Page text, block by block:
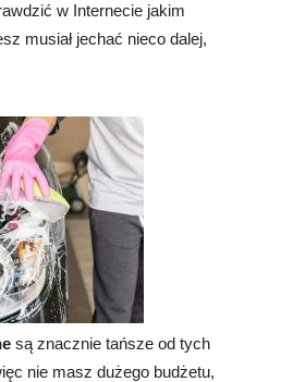
w Internecie jakim
musiał jechać nieco dalej,
są znacznie tańsze od tych
nie masz dużego budżetu,